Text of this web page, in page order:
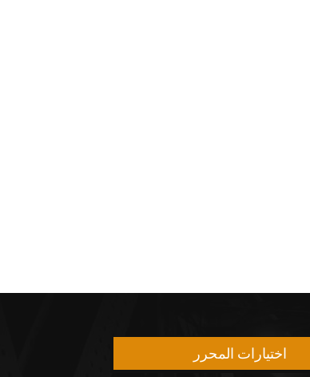
اختيارات المحرر